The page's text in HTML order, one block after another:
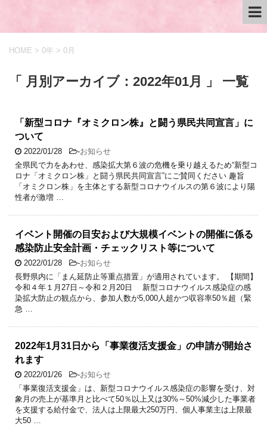
HOME > 0年 > 0月
「 月別アーカイブ：2022年01月 」 一覧
「新型コロナ『オミクロン株』と闘う県民共同宣言」に
ついて
2022/01/28 -お知らせ
全県民で力をあわせ、感染拡大第６波の危機を乗り越えるため“新型コ
ロナ「オミクロン株」と闘う県民共同宣言”にご賛同ください 趣旨
「オミクロン株」を主体とする新型コロナウイルスの第６波により陽
性者が激増 …
イベント開催の目安および大規模イベントの開催に係る
感染防止安全計画・チェックリスト等について
2022/01/28 -お知らせ
長野県内に「まん延防止等重点措置」が適用されています。 【期間】
令和４年１月27日～令和２月20日 新型コロナウイルス感染症の感
染拡大防止の観点から、参加人数が5,000人超かつ収容率50％超（緊
急 …
2022年1月31日から「事業復活支援金」の申請が開始さ
れます
2022/01/26 -お知らせ
「事業復活支援金」は、新型コロナウイルス感染症の影響を受け、対
象月の売上が基準月と比べて50％以上又は30%～50%減少した事業者
を支援する給付金で、法人は上限最大250万円、個人事業主は上限最
大50 …